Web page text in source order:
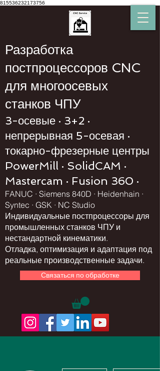
815536232173756
Разработка
постпроцессоров CNC
для многоосевых
станков ЧПУ
3-осевые · 3+2 ·
непрерывная 5-осевая ·
токарно-фрезерные центры
PowerMill · SolidCAM ·
Mastercam · Fusion 360 ·
FANUC · Siemens 840D · Heidenhain ·
Syntec · GSK · NC Studio
Индивидуальные постпроцессоры для
промышленных станков ЧПУ и
нестандартной кинематики.
Отладка, оптимизация и адаптация под
реальные производственные задачи.
Связаться по обработке